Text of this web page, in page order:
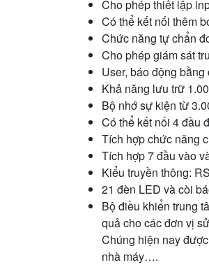
Cho phép thiết lập
Có thể kết nối thêm
Chức năng tự chẩn
Cho phép giám sát
User, báo động
Khả năng lưu trữ
Bộ nhớ sự kiện từ
Có thể kết nối 4 đầu
Tích hợp chức năng
Tích hợp 7 đầu vào
Kiểu truyền thông:
21 đèn LED và còi
Bộ điều khiển trung
quả cho các đơn vị
Chúng hiện nay
nhà máy….